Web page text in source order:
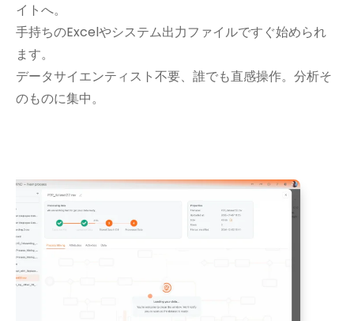
イトへ。
手持ちのExcelやシステム出力ファイルですぐ始められ
ます。
データサイエンティスト不要、誰でも直感操作。分析そ
のものに集中。